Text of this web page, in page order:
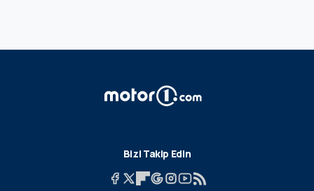
Bizi Takip Edin